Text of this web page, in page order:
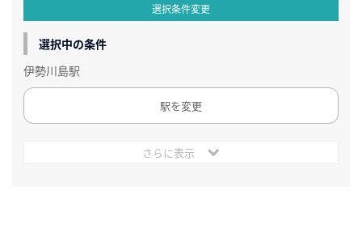
選択条件変更
選択中の条件
伊勢川島駅
駅を変更
さらに表示